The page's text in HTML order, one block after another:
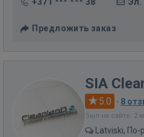
Предложить заказ
SIA
5.0 · 8
Был на сайте: 2
Latviski, По-